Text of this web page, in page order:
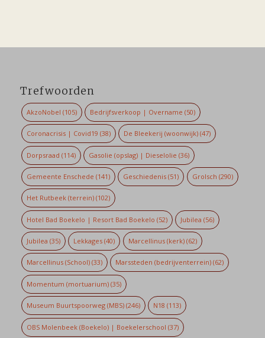
Trefwoorden
AkzoNobel (105) Bedrijfsverkoop | Overname (50)
Coronacrisis | Covid19 (38) De Bleekerij (woonwijk) (47)
Dorpsraad (114) Gasolie (opslag) | Dieselolie (36)
Gemeente Enschede (141) Geschiedenis (51) Grolsch (290)
Het Rutbeek (terrein)(102)
Hotel Bad Boekelo | Resort Bad Boekelo (52) Jubilea (56)
Jubilea (35) Lekkages (40) Marcellinus (kerk)(62)
Marcellinus (School)(33) Marssteden (bedrijventerrein) (62)
Momentum (mortuarium)(35)
Museum Buurtspoorweg (MBS)(246) N18 (113)
OBS Molenbeek (Boekelo) | Boekelerschool (37)